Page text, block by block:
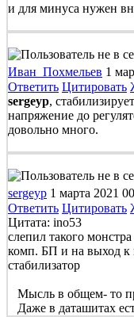
и для минуса нужен
Иван_Похмельев 1
Ответить Цитировать
sergeyp,
напряжение до
довольно много.
sergeyp 1 марта 2021
Ответить Цитировать
Цитата: ino53
слепил такого
комп. БП и на выход к
стабилизатор
Мысль в общем- то
Даже в даташитах